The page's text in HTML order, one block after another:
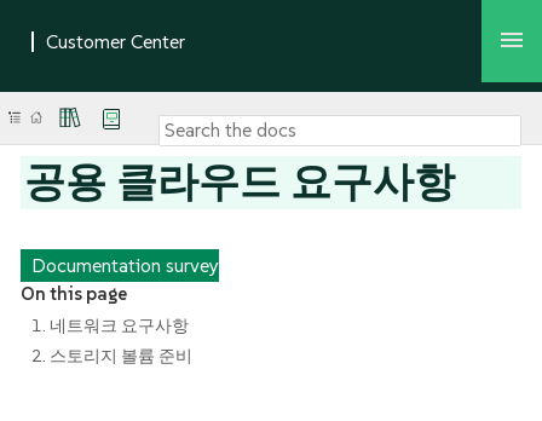
공용 클라우드 요구사항
Documentation survey
On this page
1. 네트워크 요구사항
2. 스토리지 볼륨 준비